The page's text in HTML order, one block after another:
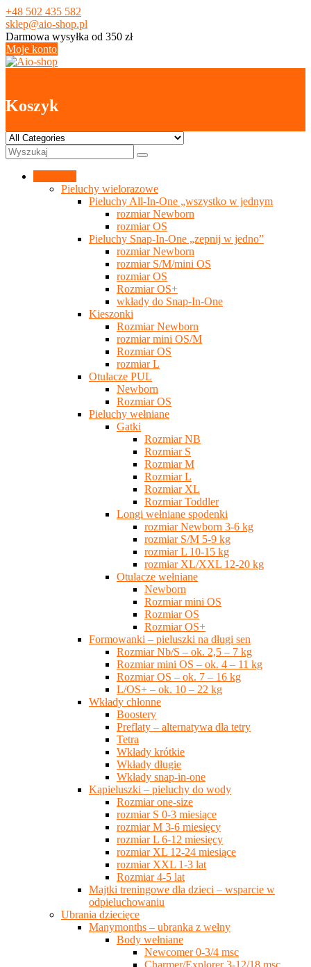
Skip
to
content
+48 502 435 582
sklep@aio-shop.pl
Darmowa wysyłka od 350 zł
Moje konto
Koszyk
Pieluchy wielorazowe
Pieluchy All-In-One „wszystko w jednym
rozmiar Newborn
rozmiar OS
Pieluchy Snap-In-One „zepnij w jedno”
rozmiar Newborn
rozmiar S/M/mini OS
rozmiar OS
Rozmiar OS+
wkłady do Snap-In-One
Kieszonki
Rozmiar Newborn
rozmiar mini OS/M
Rozmiar OS
rozmiar L
Otulacze PUL
Newborn
Rozmiar OS
Pieluchy wełniane
Gatki
Rozmiar NB
Rozmiar S
Rozmiar M
Rozmiar L
Rozmiar XL
Rozmiar Toddler
Longi wełniane spodenki
rozmiar Newborn 3-6 kg
rozmiar S/M 5-9 kg
rozmiar L 10-15 kg
rozmiar XL/XXL 12-20 kg
Otulacze wełniane
Newborn
Rozmiar mini OS
Rozmiar OS
Rozmiar OS+
Formowanki – pieluszki na długi sen
Rozmiar Nb/S – ok. 2,5 – 7 kg
Rozmiar mini OS – ok. 4 – 11 kg
Rozmiar OS – ok. 7 – 16 kg
L/OS+ – ok. 10 – 22 kg
Wkłady chłonne
Boostery
Preflaty – alternatywa dla tetry
Tetra
Wkłady krótkie
Wkłady długie
Wkłady snap-in-one
Kąpieluszki – pieluchy do wody
Rozmiar one-size
rozmiar S 0-3 miesiące
rozmiar M 3-6 miesięcy
rozmiar L 6-12 miesięcy
rozmiar XL 12-24 miesiące
rozmiar XXL 1-3 lat
Rozmiar 4-5 lat
Majtki treningowe dla dzieci – wsparcie w
odpieluchowaniu
Ubrania dziecięce
Manymonths – ubranka z wełny
Body wełniane
Newcomer 0-3/4 msc
Charmer/Explorer 3-12/18 msc